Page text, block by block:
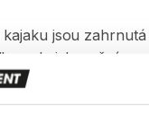
kajaku jsou zahrnutá
kajak​​​ ruční
pro